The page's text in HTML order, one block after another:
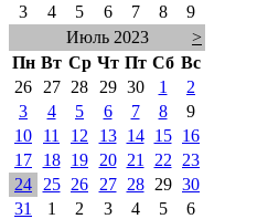
3
4 5 6 7 8
9
Июль 2023
>
Пн Вт Ср Чт Пт Сб Вс
26
27 28 29 30 1
2
3
4 5 6 7 8
9
10
11 12 13 14 15
16
17
18 19 20 21 22
23
24
25 26 27 28 29 30
31
1 2 3 4 5 6